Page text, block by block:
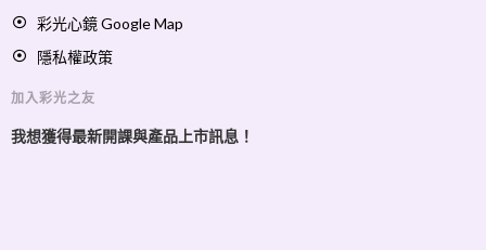
彩光心鏡 Google Map
隱私權政策
加入彩光之友
我想獲得最新開課與產品上市訊息！